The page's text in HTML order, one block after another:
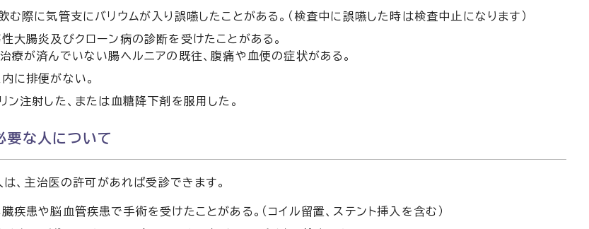
む際に気管支にバリウムが入り誤嚥したことがある。（検査中に誤嚥した時は検査中止になります）
大腸炎及びクローン病の診断を受けたことがある。
療が済んでいない腸ヘルニアの既往、腹痛や血便の症状がある。
に排便がない。
ン注射した、または血糖降下剤を服用した。
要な人について
、主治医の許可があれば受診できます。
疾患や脳血管疾患で手術を受けたことがある。（コイル留置、ステント挿入を含む）